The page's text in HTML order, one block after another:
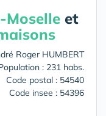
et
Roger HUMBERT
: 231 habs.
Code postal : 54540
Code insee : 54396